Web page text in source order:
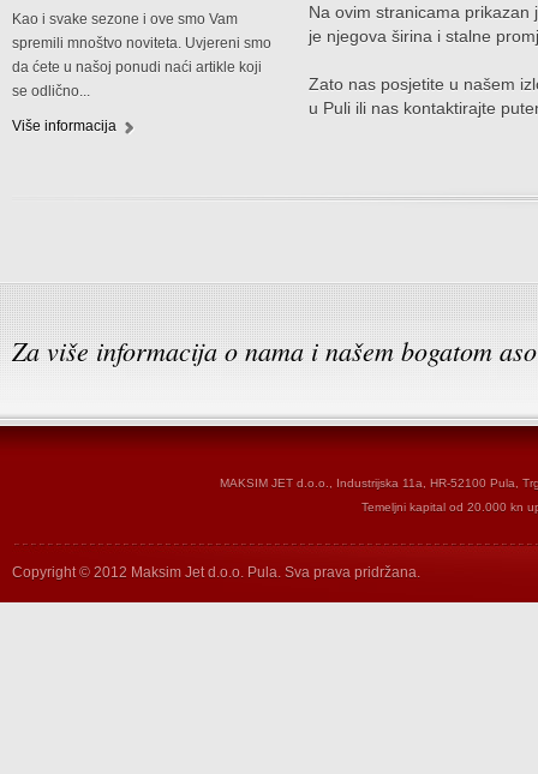
Kao i svake sezone i ove smo Vam
spremili mnoštvo noviteta. Uvjereni smo
da ćete u našoj ponudi naći artikle koji
se odlično...
Više informacija
Na ovim stranicama
je njegova širina i stalne
Zato nas posjetite u našem
u Puli ili nas kontaktirajte
Za više informacija o nama i našem bogatom
MAKSIM JET d.o.o., Industrijska 11a, HR-52100 Pula,
Temeljni kapital od 20.000 kn
Copyright © 2012 Maksim Jet d.o.o. Pula. Sva prava pridržana.